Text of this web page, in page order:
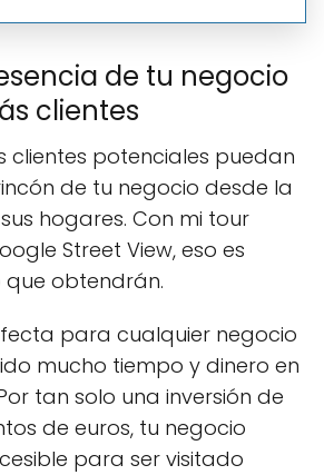
de tu negocio
clientes
clientes potenciales puedan
de tu negocio desde la
hogares. Con mi tour
Street View, eso es
obtendrán.
para cualquier negocio
mucho tiempo y dinero en
tan solo una inversión de
de euros, tu negocio
para ser visitado